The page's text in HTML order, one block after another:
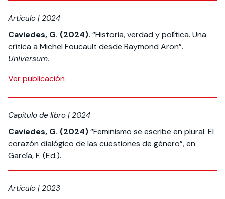
Artículo | 2024
Caviedes, G. (2024). “Historia, verdad y política. Una
crítica a Michel Foucault desde Raymond Aron”.
Universum.
Ver publicación
Capítulo de libro | 2024
Caviedes, G. (2024)“Feminismo se escribe en plural. El
corazón dialógico de las cuestiones de género”, en
García, F. (Ed.).
Artículo | 2023